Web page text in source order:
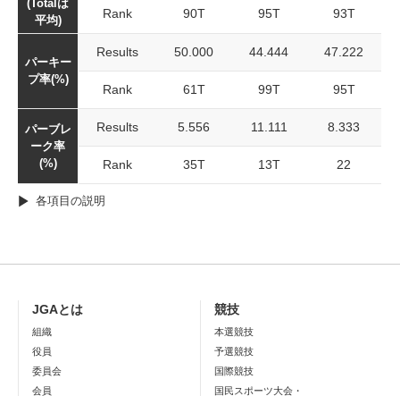
(Totalは
平均)
Rank 90T 95T 93T
パーキー
プ率(%)
Results 50.000 44.444 47.222
Rank 61T 99T 95T
パーブレ
ーク率
(%)
Results 5.556 11.111 8.333
Rank 35T 13T 22
各項目の説明
JGAとは
組織
役員
委員会
会員
競技
本選競技
予選競技
国際競技
国民スポーツ大会・